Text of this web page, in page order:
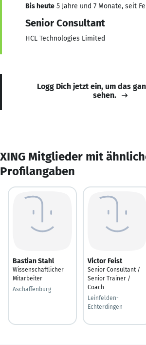
Bis heute 5 Jahre und 7 Monate, seit
Senior Consultant
HCL Technologies Limited
Logg Dich jetzt ein, um das
sehen.
XING Mitglieder mit
Profilangaben
Bastian Stahl
Wissenschaftlicher
Mitarbeiter
Aschaffenburg
Victor Feist
Senior Consultant /
Senior Trainer /
Coach
Leinfelden-
Echterdingen